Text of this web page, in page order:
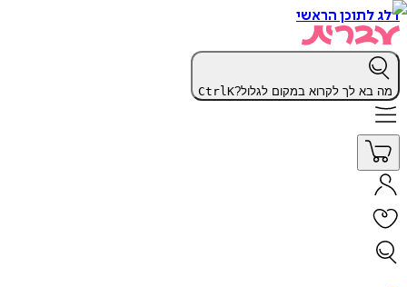
דלג לתוכן הראשי
מה בא לך לקרוא במקום לגלול? CtrlK